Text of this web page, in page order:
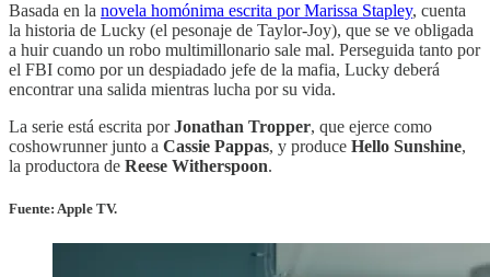
Basada en la novela homónima escrita por Marissa Stapley, cuenta
la historia de Lucky (el pesonaje de Taylor-Joy), que se ve obligada
a huir cuando un robo multimillonario sale mal. Perseguida tanto por
el FBI como por un despiadado jefe de la mafia, Lucky deberá
encontrar una salida mientras lucha por su vida.
La serie está escrita porJonathan Tropper, que ejerce como
coshowrunner junto a Cassie Pappas, y produce Hello Sunshine,
la productora de Reese Witherspoon.
Fuente: Apple TV.